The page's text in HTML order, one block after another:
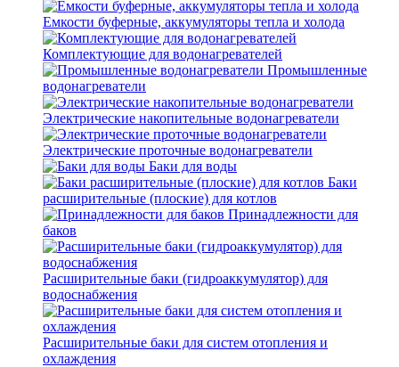
Емкости буферные, аккумуляторы тепла и холода
Комплектующие для водонагревателей
Промышленные
водонагреватели
Электрические накопительные водонагреватели
Электрические проточные водонагреватели
Баки для воды
Баки
расширительные (плоские) для котлов
Принадлежности для
баков
Расширительные баки (гидроаккумулятор) для
водоснабжения
Расширительные баки для систем отопления и
охлаждения